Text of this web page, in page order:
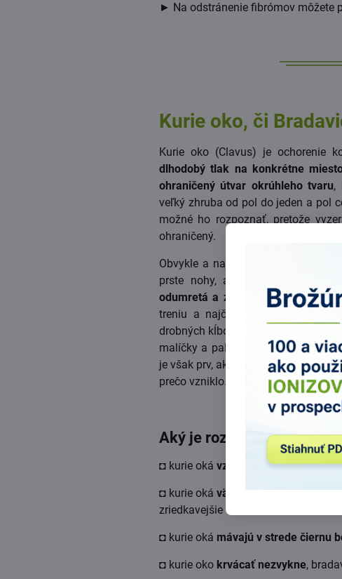
► Na odstránenie fibrómov môžete
Kurie oko, či
Kurie oko (Clavus) je ochorenie
dlhodobý tlak na konkrétne
ohraničený útvar okrúhleho tvaru,
veľký zhruba od pol do jeden a pol
možné ho rozpoznať, pretože
ohraničený.
Obvykle a najčastejšie sa
prste nohy, a ide o reakciu na
odumretá a zrohovatená kožav
treniu a najčastejšie je možné
drobných kĺboch končatín. Aj preto
malíčky a palce na nohách, ktoré
je však prv, ako sa začne samotné
prečo vzniklo.
Aký je rozdiel medzi
◘ kurie oká vznikajú opotrebovaním
◘ kurie oká väčšinou bolia, no
zriedkavejšie
◘ kurie oká mávajú v strede čiernu
◘ kurie oko krvácať nezvykne,